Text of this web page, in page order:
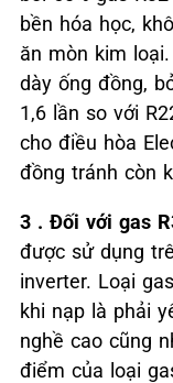
bền hóa học,
ăn mòn kim
dày ống đồng,
1,6 lần so với
cho điều hòa
đồng tránh còn
3 . Đối với gas
được sử dụng
inverter. Loại
khi nạp là phải
nghề cao cũng
điểm của loại